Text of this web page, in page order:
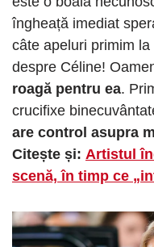
îngheață imediat
câte apeluri primim
despre Céline!
roagă pentru ea.
crucifixe
are control asupra
Citește și: Artistul
scenă, în timp ce